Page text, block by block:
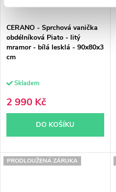
CERANO - Sprchová vanička
obdélníková Piato - litý
mramor - bílá lesklá - 90x80x3
cm
Skladem
2 990 Kč
DO KOŠÍKU
PRODLOUŽENÁ ZÁRUKA